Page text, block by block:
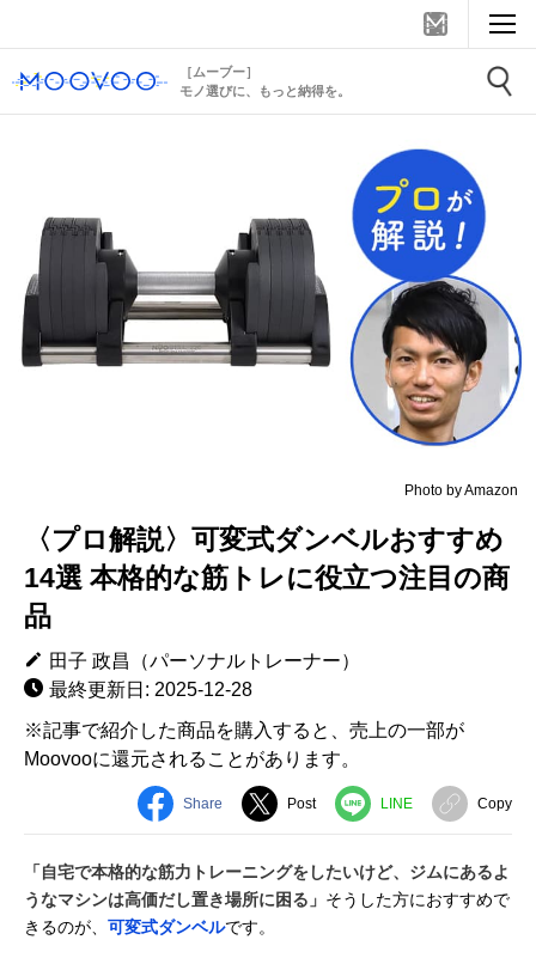
［ムーブー］
モノ選びに、もっと納得を。
Photo by Amazon
〈プロ解説〉可変式ダンベルおすすめ
14選 本格的な筋トレに役立つ注目の商
品
田子 政昌（パーソナルトレーナー）
最終更新日: 2025-12-28
※記事で紹介した商品を購入すると、売上の一部が
Moovooに還元されることがあります。
Share Post LINE Copy
「自宅で本格的な筋力トレーニングをしたいけど、ジムにあるよ
うなマシンは高価だし置き場所に困る」 そうした方におすすめで
きるのが、 可変式ダンベルです。